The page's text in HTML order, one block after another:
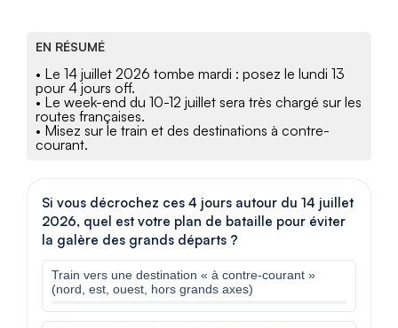
EN RÉSUMÉ
• Le 14 juillet 2026 tombe mardi : posez le lundi 13
pour 4 jours off.
• Le week-end du 10-12 juillet sera très chargé sur les
routes françaises.
• Misez sur le train et des destinations à contre-
courant.
Si vous décrochez ces 4 jours autour du 14 juillet
2026, quel est votre plan de bataille pour éviter
la galère des grands départs ?
Train vers une destination « à contre-courant »
(nord, est, ouest, hors grands axes)